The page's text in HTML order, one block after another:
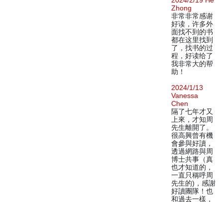
Zhong
非常非常感谢
好读，许多外
面找不到的书
都在这里找到
了，找书的过
程，好读给了
我非常大的帮
助！
2024/1/13
Vanessa
Chen
隔了七年才又
上來，才知周
先生離開了。
很高興曾有機
會參與好讀，
透過網路與周
博士共事（真
也才知道的，
一直只稱呼周
先生的)，感謝
好讀團隊！也
和過去一樣，